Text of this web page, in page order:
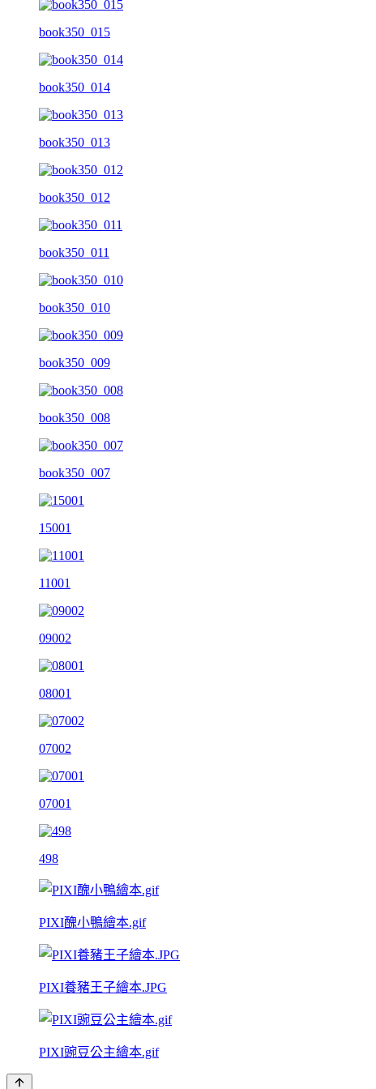
book350_015
book350_014
book350_013
book350_012
book350_011
book350_010
book350_009
book350_008
book350_007
15001
11001
09002
08001
07002
07001
498
PIXI醜小鴨繪本.gif
PIXI養豬王子繪本.JPG
PIXI豌豆公主繪本.gif